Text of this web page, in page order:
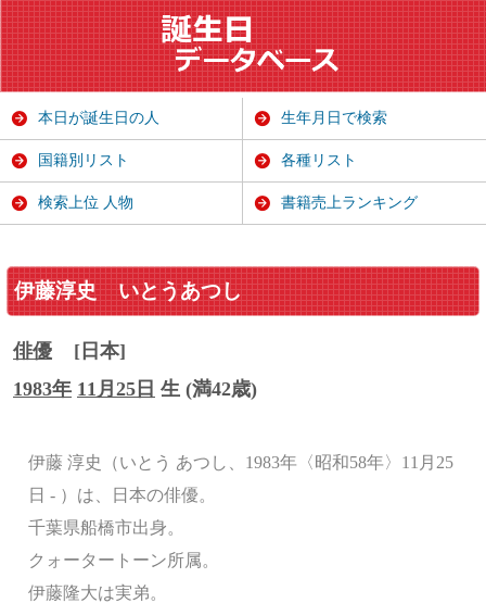
伊藤淳史 いとうあつし
俳優
[日本]
1983年 11月25日 生 (満42歳)
伊藤 淳史（いとう あつし、1983年〈昭和58年〉11月25
日 - ）は、日本の俳優。
千葉県船橋市出身。
クォータートーン所属。
伊藤隆大は実弟。
本日が誕生日の人 生年月日で検索
国籍別リスト 各種リスト
検索上位 人物 書籍売上ランキング